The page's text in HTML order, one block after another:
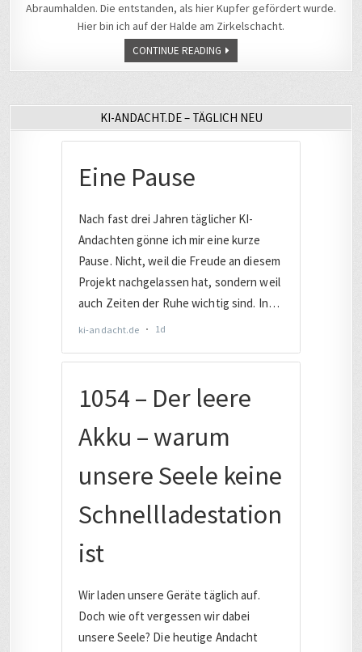
Abraumhalden. Die entstanden, als hier Kupfer gefördert wurde.
Hier bin ich auf der Halde am Zirkelschacht.
CONTINUE READING
KI-ANDACHT.DE – TÄGLICH NEU